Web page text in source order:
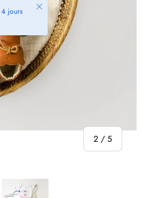
2 /de
5
jours
Fermer